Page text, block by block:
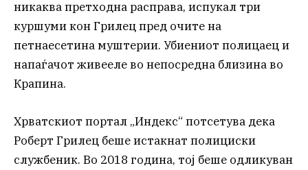
никаква претходна расправа, испукал три
куршуми кон Грилец пред очите на
петнаесетина муштерии. Убиениот полицаец и
напаѓачот живееле во непосредна близина во
Крапина.
Хрватскиот портал „Индекс“ потсетува дека
Роберт Грилец беше истакнат полициски
службеник. Во 2018 година, тој беше одликуван